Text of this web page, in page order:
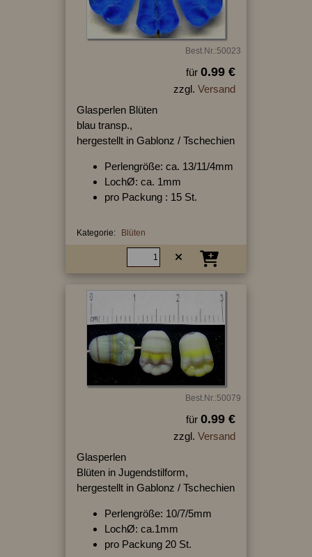
Best.Nr.:50023
für 0.99 €
zzgl. Versand
Glasperlen Blüten
blau transp.,
hergestellt in Gablonz / Tschechien
Perlengröße: ca. 13/11/4mm
LochØ: ca. 1mm
pro Packung : 15 St.
Kategorie: Blüten
Best.Nr.:50079
für 0.99 €
zzgl. Versand
Glasperlen
Blüten in Jugendstilform,
hergestellt in Gablonz / Tschechien
Perlengröße: 10/7/5mm
LochØ: ca.1mm
pro Packung 20 St.